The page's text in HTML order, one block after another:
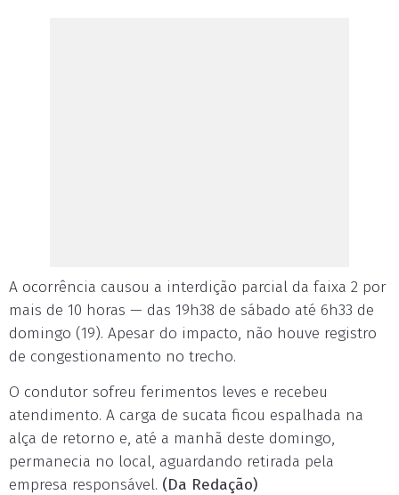
A ocorrência causou a interdição parcial da faixa 2 por
mais de 10 horas — das 19h38 de sábado até 6h33 de
domingo (19). Apesar do impacto, não houve registro
de congestionamento no trecho.
O condutor sofreu ferimentos leves e recebeu
atendimento. A carga de sucata ficou espalhada na
alça de retorno e, até a manhã deste domingo,
permanecia no local, aguardando retirada pela
empresa responsável. (Da Redação)